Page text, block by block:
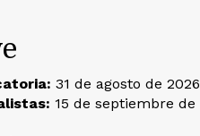
31 de agosto de 2026
15 de septiembre de